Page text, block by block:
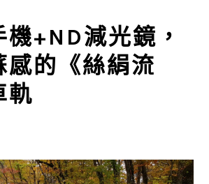
+ND減光鏡，
感的《絲絹流
軌